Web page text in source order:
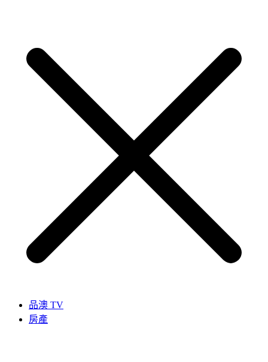
品澳 TV
房產